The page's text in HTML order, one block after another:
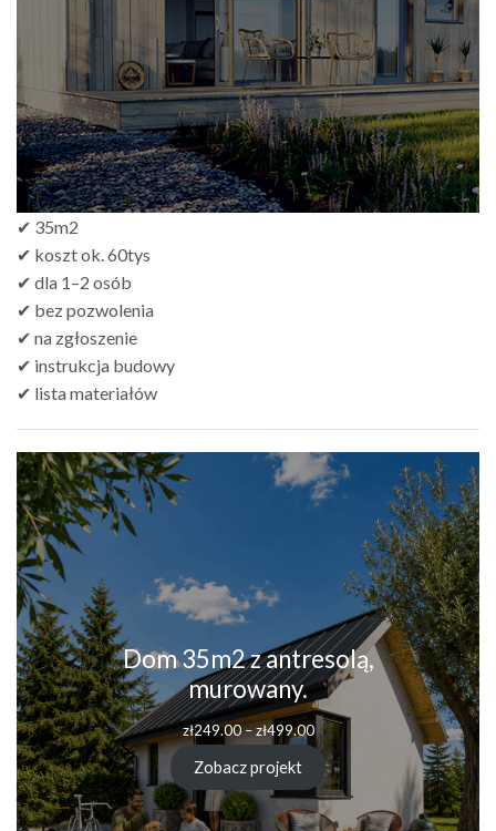
zł499.00
✔ 35m2
✔ koszt ok. 60tys
✔ dla 1–2 osób
✔ bez pozwolenia
✔ na zgłoszenie
✔ instrukcja budowy
✔ lista materiałów
Dom 35m2 z antresolą,
murowany.
zł249.00–zł499.00Zakres
cen:
od
zł249.00
do
zł499.00
Zobacz projekt